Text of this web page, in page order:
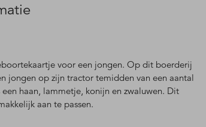
voor een jongen. Op dit boerderij
jongen op zijn tractor temidden van een aantal
haan, lammetje, konijn en zwaluwen. Dit
aan te passen.